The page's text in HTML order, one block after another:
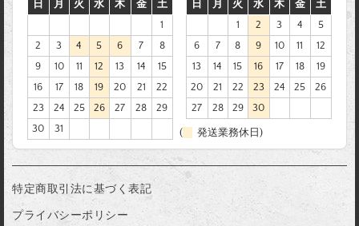
日
月 火 水 木 金
土
1
2
3 4 5 6 7
8
9
10 11 12 13 14
15
16
17 18 19 20 21
22
23
24 25 26 27 28
29
30
31
日
月 火 水 木 金
土
1
2 3 4
5
6
7 8 9 10 11
12
13
14 15 16 17 18
19
20
21 22 23 24 25
26
27
28 29 30
( 発送業務休日)
特定商取引法に基づく表記
プライバシーポリシー